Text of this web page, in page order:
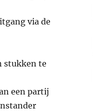
via de
stukken te
een partij